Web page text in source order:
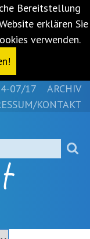
Bereitstellung
erklären Sie
verwenden.
07/17
ARCHIV
KONTAKT